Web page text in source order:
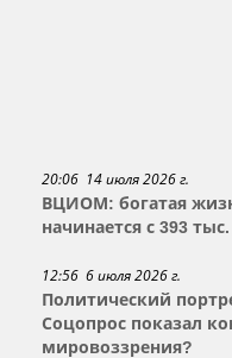
20:06 14 июля 2026 г.
ВЦИОМ: богатая
начинается с 393
12:56 6 июля 2026 г.
Политический
Соцопрос показал
мировоззрения?